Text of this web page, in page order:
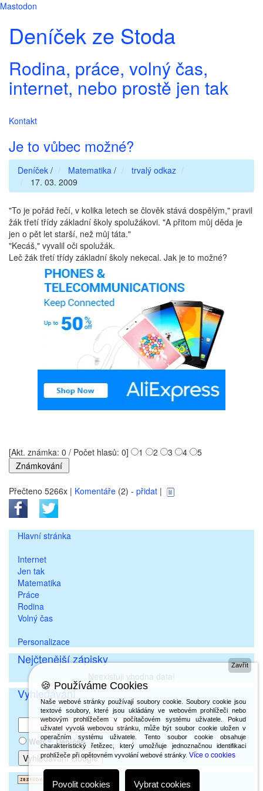
Mastodon
Deníček ze Stoda
Rodina, práce, volný čas,
internet, nebo prostě jen tak
Kontakt
Je to vůbec možné?
Deníček / Matematika /
trvalý odkaz
17. 03. 2009
"To je pořád řečí, v kolika letech se člověk stává dospělým," pravil
žák třetí třídy základní školy spolužákovi. "A přitom můj děda je
jen o pět let starší, než můj táta."
"Kecáš," vyvalil oči spolužák.
Leč žák třetí třídy základní školy nekecal. Jak je to možné?
[Akt. známka: 0 / Počet hlasů: 0] 1 2 3 4 5
Přečteno 5266x | Komentáře (2) - přidat |
Hlavní stránka
Internet
Jen tak
Matematika
Práce
Rodina
Volný čas
Personalizace
Nejčtenější zápisky
Neexistuji vhodna data!
Vyhledávání
Web Deníček
Zavřít
🍪 Používáme Cookies
Naše webové stránky používají soubory cookie. Soubory cookie jsou
textové soubory, které jsou ukládány ve webovém prohlížeči nebo
webovým prohlížečem v počítačovém systému uživatele. Pokud
uživatel vyvolá webovou stránku, může být soubor cookie uložen v
operačním systému uživatele. Tento soubor cookie obsahuje
charakteristický řetězec, který umožňuje jednoznačnou identifikaci
prohlížeče při opětovném vyvolání webové stránky.Více o cookies
Povolit cookies Vybrat cookies